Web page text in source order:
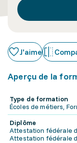
J'aime
Aperçu de la
Type de formation
Écoles de métiers,
Diplôme
Attestation fédérale
Attestation fédérale